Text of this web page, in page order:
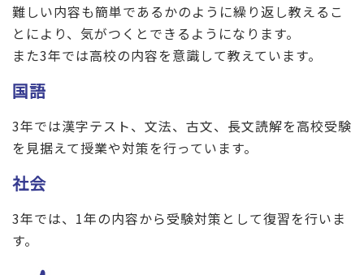
難しい内容も簡単であるかのように繰り返し教えるこ
とにより、気がつくとできるようになります。
また3年では高校の内容を意識して教えています。
国語
3年では漢字テスト、文法、古文、長文読解を高校受験
を見据えて授業や対策を行っています。
社会
3年では、1年の内容から受験対策として復習を行いま
す。